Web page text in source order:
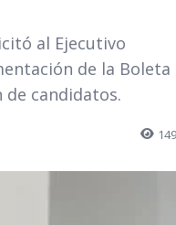
al Ejecutivo
de la Boleta
de candidatos.
149